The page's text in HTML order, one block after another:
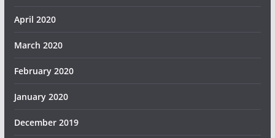
April 2020
March 2020
February 2020
January 2020
December 2019